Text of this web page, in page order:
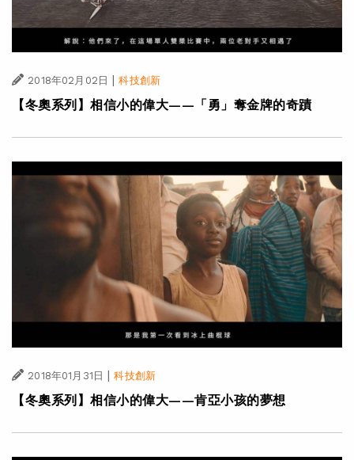
2018年02月02日 | 科技創新
【冬奧系列】相信小的偉大——「勇」奪金牌的奇蹟
2018年01月31日 | 科技創新
【冬奧系列】相信小的偉大——肯亞小孩的夢想